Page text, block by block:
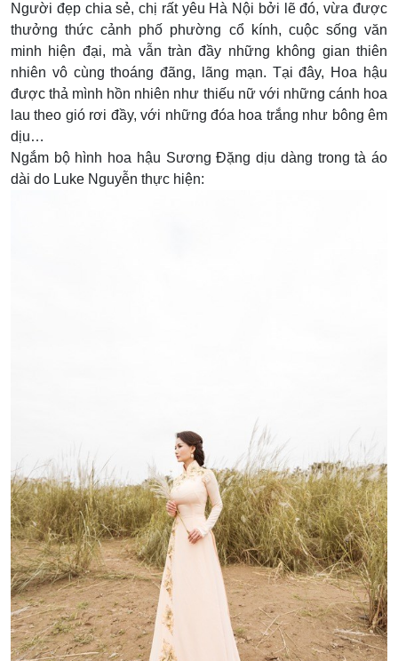
Người đẹp chia sẻ, chị rất yêu Hà Nội bởi lẽ đó, vừa được
thưởng thức cảnh phố phường cổ kính, cuộc sống văn
minh hiện đại, mà vẫn tràn đầy những không gian thiên
nhiên vô cùng thoáng đãng, lãng mạn. Tại đây, Hoa hậu
được thả mình hồn nhiên như thiếu nữ với những cánh hoa
lau theo gió rơi đầy, với những đóa hoa trắng như bông êm
dịu…
Ngắm bộ hình hoa hậu Sương Đặng dịu dàng trong tà áo
dài do Luke Nguyễn thực hiện: